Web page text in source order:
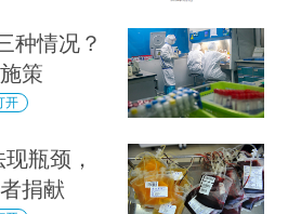
种情况？
策
开
瓶颈，
捐献